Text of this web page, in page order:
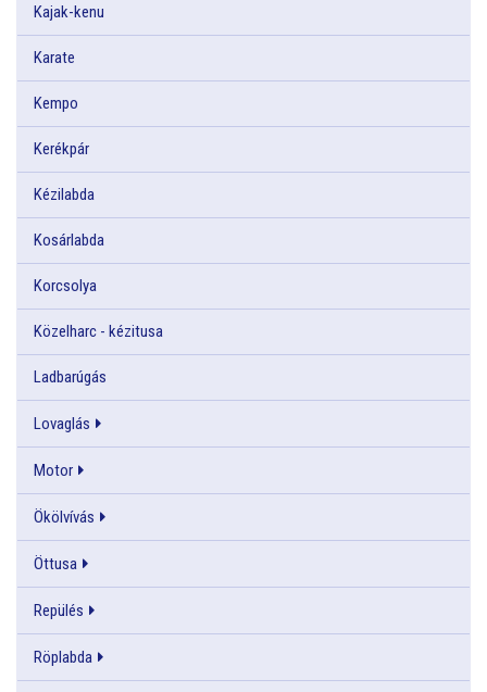
Kajak-kenu
Karate
Kempo
Kerékpár
Kézilabda
Kosárlabda
Korcsolya
Közelharc - kézitusa
Ladbarúgás
Lovaglás
Motor
Ökölvívás
Öttusa
Repülés
Röplabda